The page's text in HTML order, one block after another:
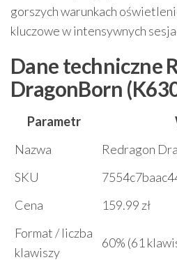
gorszych warunkach
kluczowe w intensywnych
Dane techniczne
DragonBorn
Parametr
Nazwa
Redragon
SKU
Cena
159.99 zł
Format / liczba
klawiszy
60% (61